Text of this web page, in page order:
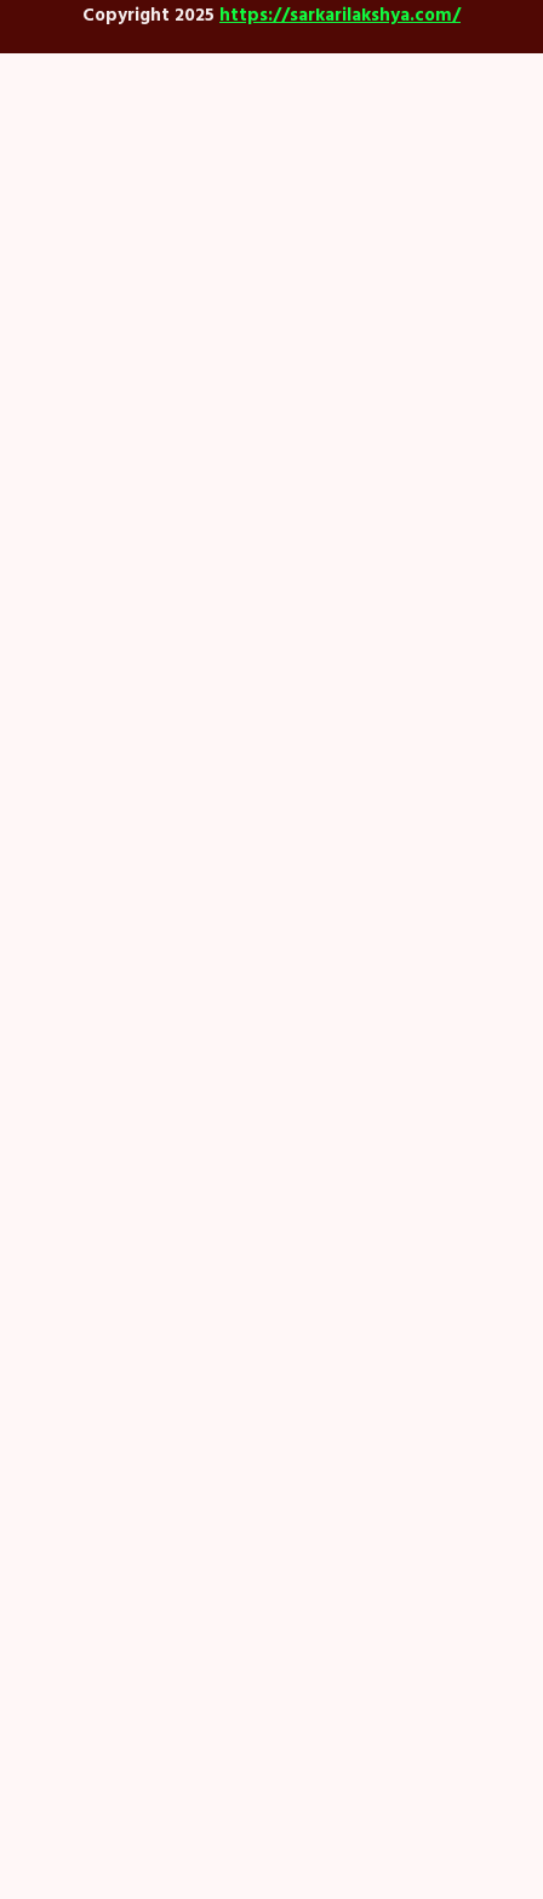
Copyright 2025 https://sarkarilakshya.com/